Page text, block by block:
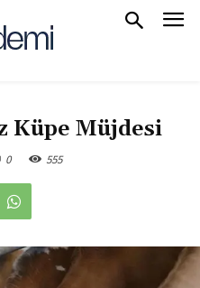
Küpe Müjdesi
0 555